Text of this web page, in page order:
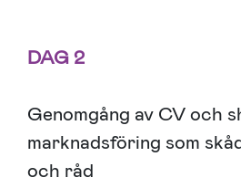
DAG 2
Genomgång av CV och
marknadsföring som
och råd